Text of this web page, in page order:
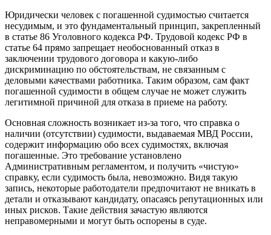
Юридически человек с погашенной судимостью считается
несудимым, и это фундаментальный принцип, закрепленный
в статье 86 Уголовного кодекса РФ. Трудовой кодекс РФ в
статье 64 прямо запрещает необоснованный отказ в
заключении трудового договора и какую-либо
дискриминацию по обстоятельствам, не связанным с
деловыми качествами работника. Таким образом, сам факт
погашенной судимости в общем случае не может служить
легитимной причиной для отказа в приеме на работу.
Основная сложность возникает из-за того, что справка о
наличии (отсутствии) судимости, выдаваемая МВД России,
содержит информацию обо всех судимостях, включая
погашенные. Это требование установлено
Административным регламентом, и получить «чистую»
справку, если судимость была, невозможно. Видя такую
запись, некоторые работодатели предпочитают не вникать в
детали и отказывают кандидату, опасаясь репутационных или
иных рисков. Такие действия зачастую являются
неправомерными и могут быть оспорены в суде.